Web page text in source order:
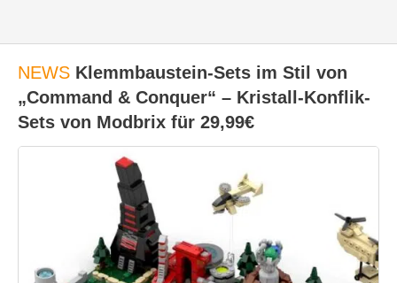
NEWS Klemmbaustein-Sets im Stil von
„Command & Conquer“ – Kristall-Konflik-
Sets von Modbrix für 29,99€